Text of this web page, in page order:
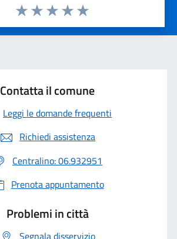
Valuta 5 stelle su 5
Valuta 4 stelle su 5
Valuta 3 stelle su 5
Valuta 2 stelle su 5
Valuta 1 stelle su 5
Contatta il comune
Leggi le domande frequenti
Richiedi assistenza
Centralino: 06.932951
Prenota appuntamento
Problemi in città
Segnala disservizio